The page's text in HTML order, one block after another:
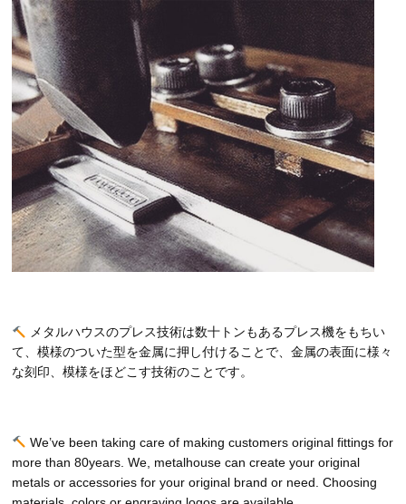
メタルハウスのプレス技術は数十トンもあるプレス機をもちい
て、模様のついた型を金属に押し付けることで、金属の表面に様々
な刻印、模様をほどこす技術のことです。
We’ve been taking care of making customers original fittings for
more than 80years. We, metalhouse can create your original
metals or accessories for your original brand or need. Choosing